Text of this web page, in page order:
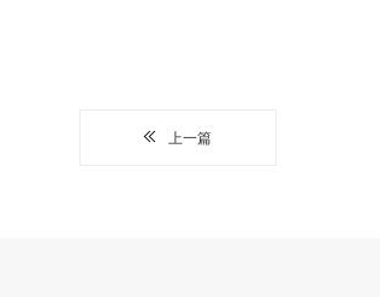
上一篇